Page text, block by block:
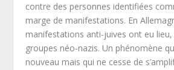
contre des personnes identifiées
marge de manifestations. En
manifestations anti-juives ont eu lieu,
groupes néo-nazis. Un phénomène
nouveau mais qui ne cesse de